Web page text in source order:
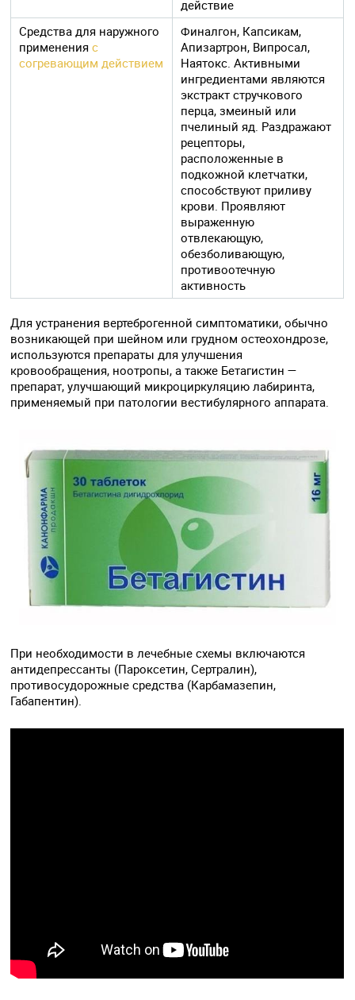
действие
Средства для наружного
примененияс
согревающим действием
Финалгон, Капсикам,
Апизартрон, Випросал,
Наятокс. Активными
ингредиентами являются
экстракт стручкового
перца, змеиный или
пчелиный яд. Раздражают
рецепторы,
расположенные в
подкожной клетчатки,
способствуют приливу
крови. Проявляют
выраженную
отвлекающую,
обезболивающую,
противоотечную
активность
Для устранения вертеброгенной симптоматики, обычно
возникающей при шейном или грудном остеохондрозе,
используются препараты для улучшения
кровообращения, ноотропы, а также Бетагистин —
препарат, улучшающий микроциркуляцию лабиринта,
применяемый при патологии вестибулярного аппарата.
При необходимости в лечебные схемы включаются
антидепрессанты (Пароксетин, Сертралин),
противосудорожные средства (Карбамазепин,
Габапентин).